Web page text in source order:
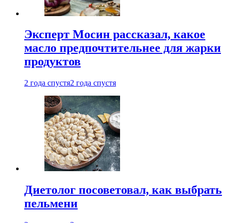
Эксперт Мосин рассказал, какое
масло предпочтительнее для жарки
продуктов
2 года спустя2 года спустя
Диетолог посоветовал, как выбрать
пельмени